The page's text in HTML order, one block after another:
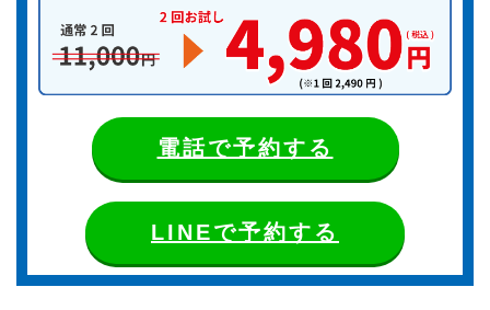
電話で予約する
LINEで予約する